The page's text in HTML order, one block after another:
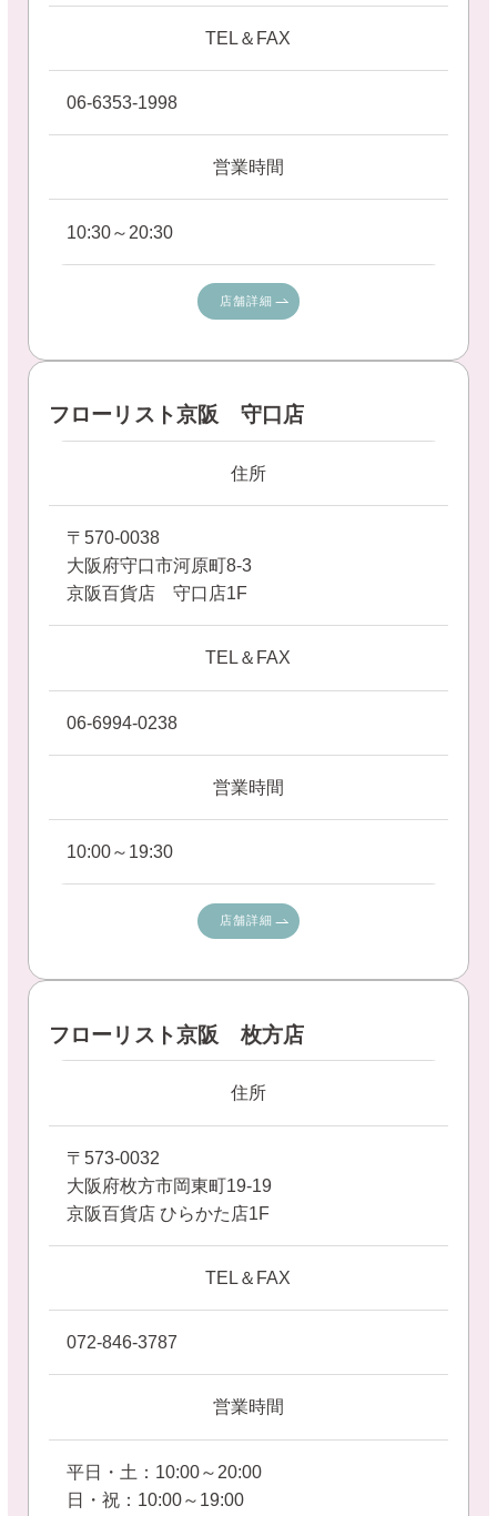
TEL＆FAX
06-6353-1998
営業時間
10:30～20:30
店舗詳細
フローリスト京阪 守口店
住所
〒570-0038
大阪府守口市河原町8-3
京阪百貨店 守口店1F
TEL＆FAX
06-6994-0238
営業時間
10:00～19:30
店舗詳細
フローリスト京阪 枚方店
住所
〒573-0032
大阪府枚方市岡東町19-19
京阪百貨店 ひらかた店1F
TEL＆FAX
072-846-3787
営業時間
平日・土：10:00～20:00
日・祝：10:00～19:00